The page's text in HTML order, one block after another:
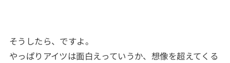
そうしたら、ですよ。
やっぱりアイツは面白えっていうか、想像を超えてくる